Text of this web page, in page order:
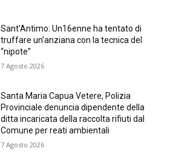
Sant’Antimo: Un16enne ha tentato di
truffare un’anziana con la tecnica del
“nipote”
7 Agosto 2026
Santa Maria Capua Vetere, Polizia
Provinciale denuncia dipendente della
ditta incaricata della raccolta rifiuti dal
Comune per reati ambientali
7 Agosto 2026